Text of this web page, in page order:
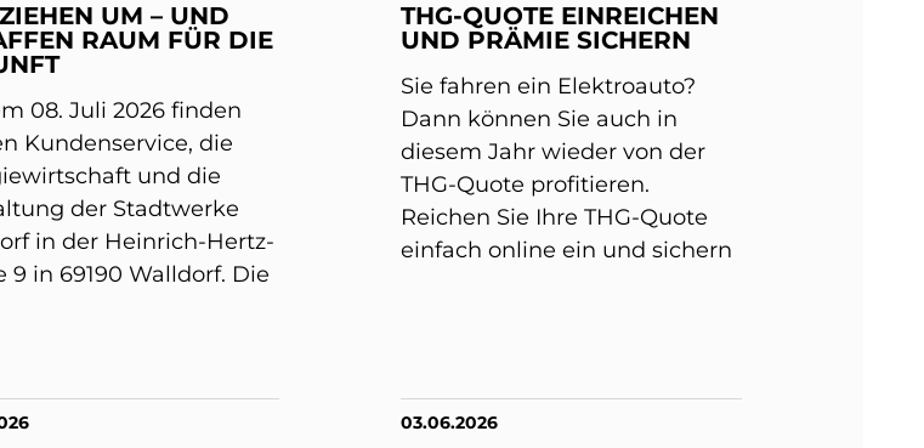
UM – UND
RAUM FÜR DIE
08. Juli 2026 finden
Kundenservice, die
und die
der Stadtwerke
in der Heinrich-Hertz-
9 in 69190 Walldorf. Die
THG-QUOTE EINREICHEN
UND PRÄMIE SICHERN
Sie fahren ein Elektroauto?
Dann können Sie auch in
diesem Jahr wieder von der
THG-Quote profitieren.
Reichen Sie Ihre THG-Quote
einfach online ein und sichern
03.06.2026